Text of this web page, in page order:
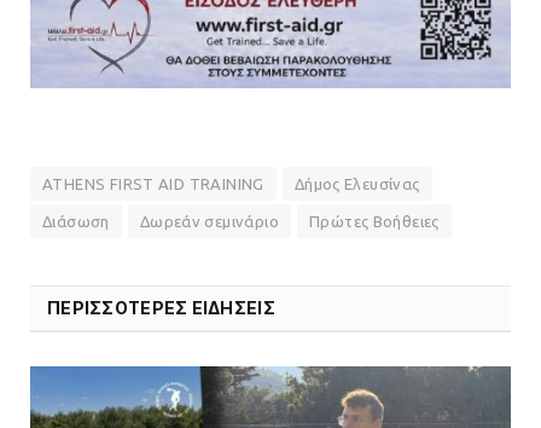
ATHENS FIRST AID TRAINING Δήμος Ελευσίνας
Διάσωση Δωρεάν σεμινάριο Πρώτες Βοήθειες
ΠΕΡΙΣΣΟΤΕΡΕΣ ΕΙΔΗΣΕΙΣ